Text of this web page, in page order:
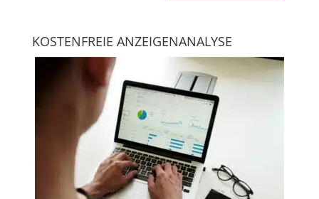
KOSTENFREIE ANZEIGENANALYSE